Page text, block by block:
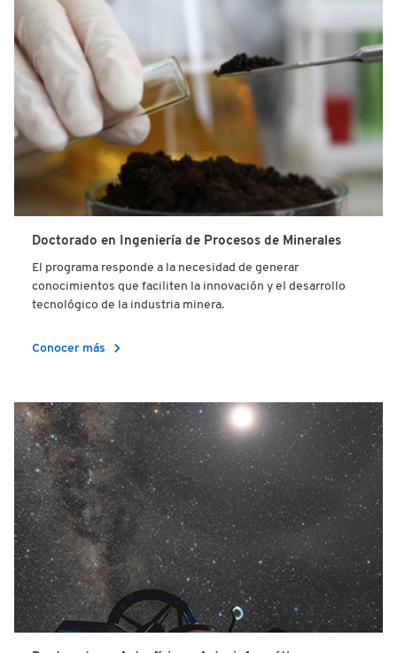
Doctorado en Ingeniería de Procesos de Minerales
El programa responde a la necesidad de generar
conocimientos que faciliten la innovación y el desarrollo
tecnológico de la industria minera.
Conocer más chevron_right